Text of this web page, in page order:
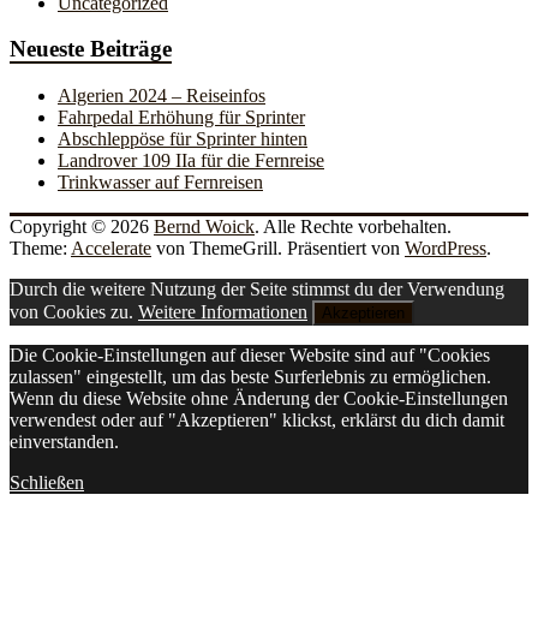
Neueste Beiträge
Algerien 2024 – Reiseinfos
Fahrpedal Erhöhung für Sprinter
Abschleppöse für Sprinter hinten
Landrover 109 IIa für die Fernreise
Trinkwasser auf Fernreisen
Copyright © 2026 Bernd Woick. Alle Rechte vorbehalten.
Theme: Accelerate von ThemeGrill. Präsentiert von WordPress.
Durch die weitere Nutzung der Seite stimmst du der Verwendung
von Cookies zu. Weitere Informationen Akzeptieren
Die Cookie-Einstellungen auf dieser Website sind auf "Cookies
zulassen" eingestellt, um das beste Surferlebnis zu ermöglichen.
Wenn du diese Website ohne Änderung der Cookie-Einstellungen
verwendest oder auf "Akzeptieren" klickst, erklärst du dich damit
einverstanden.
Schließen